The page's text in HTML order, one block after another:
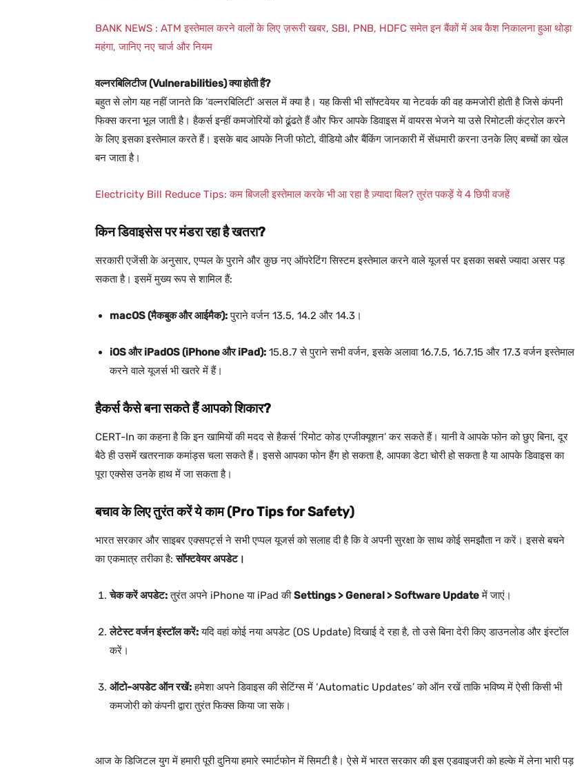
BANK NEWS : ATM इस्तेमाल करने वालों के लिए ज़रूरी खबर, SBI, PNB, HDFC समेत इन बैंकों में अब कैश निकालना हुआ थोड़ा
महंगा, जानिए नए चार्ज और नियम
वल्नरबिलिटीज (Vulnerabilities) क्या होती हैं?
बहुत से लोग यह नहीं जानते कि ‘वल्नरबिलिटी’ असल में क्या है। यह किसी भी सॉफ्टवेयर या नेटवर्क की वह कमजोरी होती है जिसे कंपनी
फिक्स करना भूल जाती है। हैकर्स इन्हीं कमजोरियों को ढूंढते हैं और फिर आपके डिवाइस में वायरस भेजने या उसे रिमोटली कंट्रोल करने
के लिए इसका इस्तेमाल करते हैं। इसके बाद आपके निजी फोटो, वीडियो और बैंकिंग जानकारी में सेंधमारी करना उनके लिए बच्चों का खेल
बन जाता है।
Electricity Bill Reduce Tips: कम बिजली इस्तेमाल करके भी आ रहा है ज़्यादा बिल? तुरंत पकड़ें ये 4 छिपी वजहें
किन डिवाइसेस पर मंडरा रहा है खतरा?
सरकारी एजेंसी के अनुसार, एप्पल के पुराने और कुछ नए ऑपरेटिंग सिस्टम इस्तेमाल करने वाले यूजर्स पर इसका सबसे ज्यादा असर पड़
सकता है। इसमें मुख्य रूप से शामिल हैं:
macOS (मैकबुक और आईमैक):पुराने वर्जन 13.5, 14.2 और 14.3।
iOS और iPadOS (iPhone और iPad): 15.8.7 से पुराने सभी वर्जन, इसके अलावा 16.7.5, 16.7.15 और 17.3 वर्जन इस्तेमाल
करने वाले यूजर्स भी खतरे में हैं।
हैकर्स कैसे बना सकते हैं आपको शिकार?
CERT-In का कहना है कि इन खामियों की मदद से हैकर्स ‘रिमोट कोड एग्जीक्यूशन’ कर सकते हैं। यानी वे आपके फोन को छुए बिना, दूर
बैठे ही उसमें खतरनाक कमांड्स चला सकते हैं। इससे आपका फोन हैंग हो सकता है, आपका डेटा चोरी हो सकता है या आपके डिवाइस का
पूरा एक्सेस उनके हाथ में जा सकता है।
बचाव के लिए तुरंत करें ये काम (Pro Tips for Safety)
भारत सरकार और साइबर एक्सपर्ट्स ने सभी एप्पल यूजर्स को सलाह दी है कि वे अपनी सुरक्षा के साथ कोई समझौता न करें। इससे बचने
का एकमात्र तरीका है:सॉफ्टवेयर अपडेट।
चेक करें अपडेट:तुरंत अपने iPhone या iPad कीSettings > General > Software Updateमें जाएं।
लेटेस्ट वर्जन इंस्टॉल करें:यदि वहां कोई नया अपडेट (OS Update) दिखाई दे रहा है, तो उसे बिना देरी किए डाउनलोड और इंस्टॉल
करें।
ऑटो-अपडेट ऑन रखें:हमेशा अपने डिवाइस की सेटिंग्स में ‘Automatic Updates’ को ऑन रखें ताकि भविष्य में ऐसी किसी भी
कमजोरी को कंपनी द्वारा तुरंत फिक्स किया जा सके।
आज के डिजिटल युग में हमारी पूरी दुनिया हमारे स्मार्टफोन में सिमटी है। ऐसे में भारत सरकार की इस एडवाइजरी को हल्के में लेना भारी पड़